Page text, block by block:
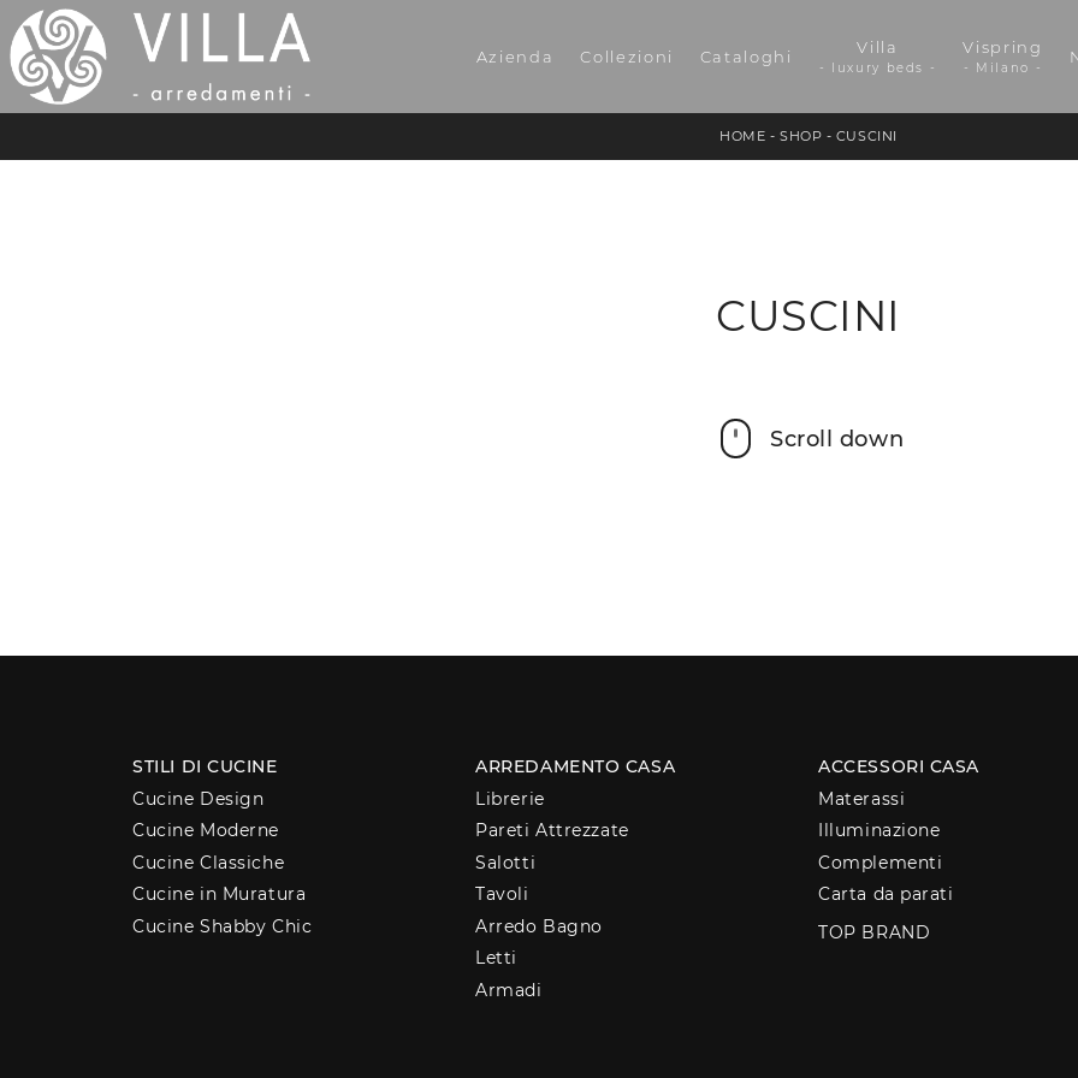
Azienda Collezioni Cataloghi Villa
- luxury beds -
Vispring
- Milano -
HOME -SHOP - CUSCINI
CUSCINI
Scroll down
STILI DI CUCINE
Cucine Design
Cucine Moderne
Cucine Classiche
Cucine in Muratura
Cucine Shabby Chic
ARREDAMENTO CASA
Librerie
Pareti Attrezzate
Salotti
Tavoli
Arredo Bagno
Letti
Armadi
ACCESSORI CASA
Materassi
Illuminazione
Complementi
Carta da parati
TOP BRAND